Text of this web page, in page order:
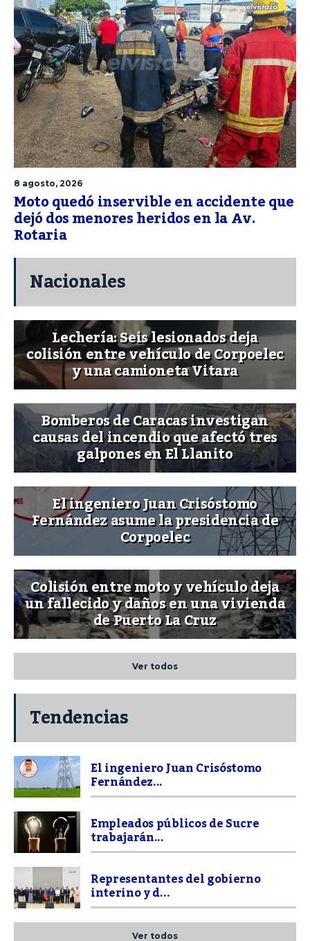
8 agosto, 2026
Moto quedó inservible en accidente que
dejó dos menores heridos en la Av.
Rotaria
Nacionales
Lechería: Seis lesionados deja
colisión entre vehículo de Corpoelec
y una camioneta Vitara
Bomberos de Caracas investigan
causas del incendio que afectó tres
galpones en El Llanito
El ingeniero Juan Crisóstomo
Fernández asume la presidencia de
Corpoelec
Colisión entre moto y vehículo deja
un fallecido y daños en una vivienda
de Puerto La Cruz
Ver todos
Tendencias
El ingeniero Juan Crisóstomo
Fernández...
Empleados públicos de Sucre
trabajarán...
Representantes del gobierno
interino y d...
Ver todos